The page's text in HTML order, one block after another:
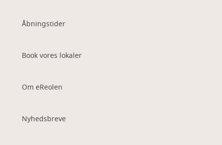
Åbningstider
Book vores lokaler
Om eReolen
Nyhedsbreve